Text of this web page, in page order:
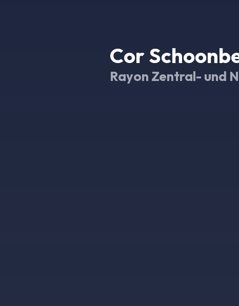
Cor
Rayon Zentral- und